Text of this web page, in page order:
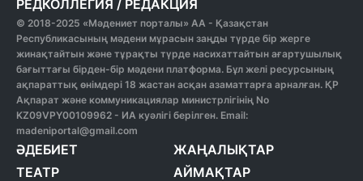
РЕДКОЛЛЕГИЯ / РЕДАКЦИЯ
© 2018-2025 «Мәдениет порталы» АА - Қазақстан
Республикасының мәдени мұрасын заңды түрде бір жерге
жинақтайтын және тұрақты түрде насихаттайтын ағартушылық
бағыттағы бірден-бір мәдени платформа. Бұл желі ресурсының
ақпараттық өнімдері 18 жастан асқан азаматтарға арналған. ҚР
Ақпарат және коммуникациялар министрлігінің No
KZ09VPY00109962 - ИА куәлігі берілген. Email:
madeniportal@gmail.com
ӘДЕБИЕТ
ТЕАТР
ЖАҢАЛЫҚТАР
АЙМАҚТАР